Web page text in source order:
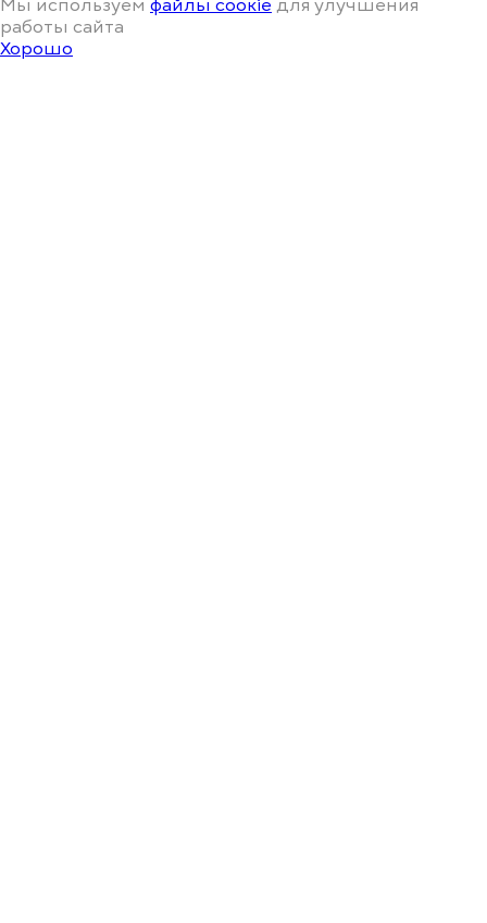
Мы используем файлы соoкіедля улучшения
работы сайта
Хорошо